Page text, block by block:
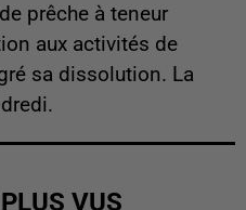
prêche à teneur
aux activités de
sa dissolution. La
VUS